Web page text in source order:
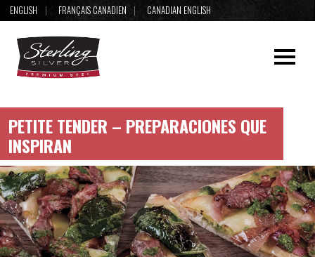
ENGLISH FRANÇAIS CANADIEN CANADIAN ENGLISH
PETITE TENDER – PREPARACIONES QUE
INSPIRAN